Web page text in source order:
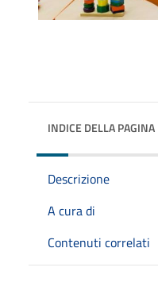
INDICE DELLA PAGINA
Descrizione
A cura di
Contenuti correlati